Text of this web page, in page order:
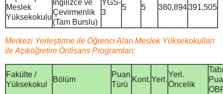
Meslek
Yüksekokulu
İngilizce ve
Çevirmenlik
(Tam Burslu)
YGS-
3
5 5 380,894391,505
Merkezi Yerleştirme ile Öğrenci Alan Meslek Yüksekokulları
ile Açıköğretim Önlisans Programları:
Fakülte /
Yüksekokul
Bölüm
Puan
Türü
Kont.Yerl.
Yerl.
Öncelik